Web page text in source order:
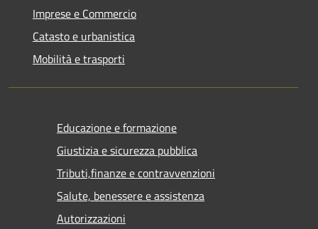
Imprese e Commercio
Catasto e urbanistica
Mobilità e trasporti
Educazione e formazione
Giustizia e sicurezza pubblica
Tributi,finanze e contravvenzioni
Salute, benessere e assistenza
Autorizzazioni